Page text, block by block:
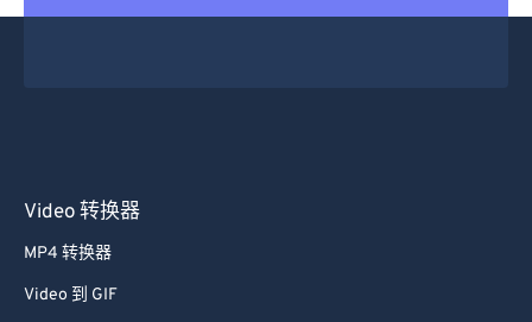
Video 转换器
MP4 转换器
Video 到 GIF